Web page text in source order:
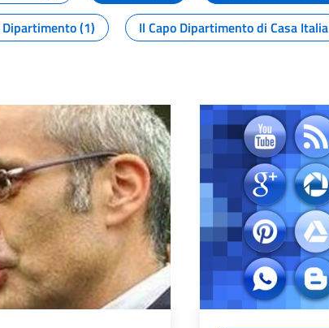
(1) Il Capo Dipartimento di Casa Italia